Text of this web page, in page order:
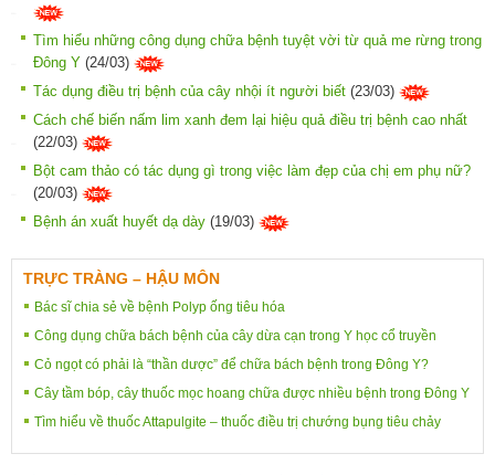
Tìm hiểu những công dụng chữa bệnh tuyệt vời từ quả me rừng trong
Đông Y (24/03)
Tác dụng điều trị bệnh của cây nhội ít người biết (23/03)
Cách chế biến nấm lim xanh đem lại hiệu quả điều trị bệnh cao nhất
(22/03)
Bột cam thảo có tác dụng gì trong việc làm đẹp của chị em phụ nữ?
(20/03)
Bệnh án xuất huyết dạ dày (19/03)
TRỰC TRÀNG – HẬU MÔN
Bác sĩ chia sẻ về bệnh Polyp ống tiêu hóa
Công dụng chữa bách bệnh của cây dừa cạn trong Y học cổ truyền
Cỏ ngọt có phải là “thần dược” để chữa bách bệnh trong Đông Y?
Cây tầm bóp, cây thuốc mọc hoang chữa được nhiều bệnh trong Đông Y
Tìm hiểu về thuốc Attapulgite – thuốc điều trị chướng bụng tiêu chảy